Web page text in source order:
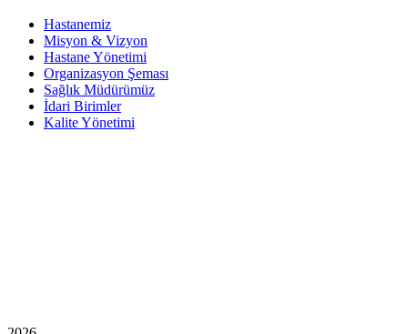
Hastanemiz
Misyon & Vizyon
Hastane Yönetimi
Organizasyon Şeması
Sağlık Müdürümüz
İdari Birimler
Kalite Yönetimi